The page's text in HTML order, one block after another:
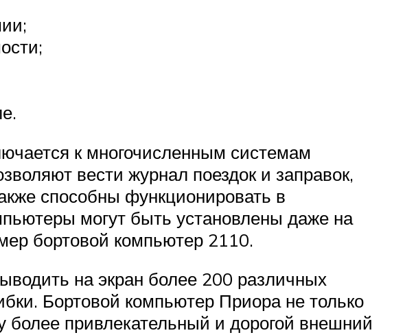
к многочисленным системам
вести журнал поездок и заправок,
способны функционировать в
могут быть установлены даже на
бортовой компьютер 2110.
на экран более 200 различных
Бортовой компьютер Приора не только
более привлекательный и дорогой внешний